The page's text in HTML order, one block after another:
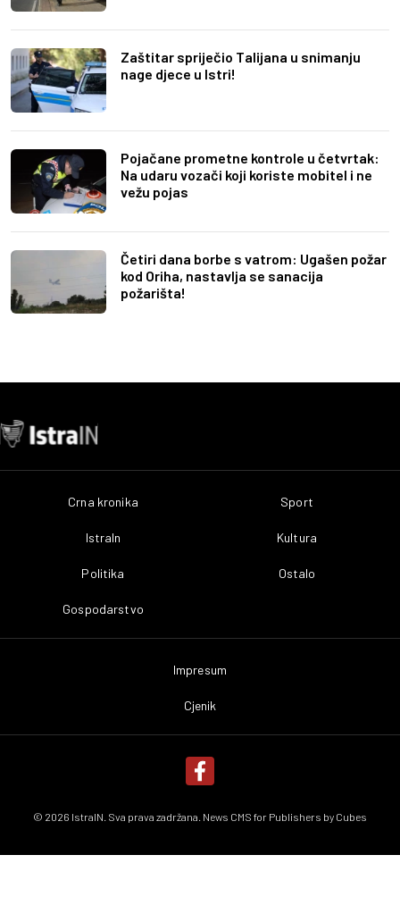
Zaštitar spriječio Talijana u snimanju
nage djece u Istri!
Pojačane prometne kontrole u četvrtak:
Na udaru vozači koji koriste mobitel i ne
vežu pojas
Četiri dana borbe s vatrom: Ugašen požar
kod Oriha, nastavlja se sanacija
požarišta!
Crna kronika
IstraIn
Politika
Gospodarstvo
Sport
Kultura
Ostalo
Impresum
Cjenik
© 2026 IstraIN. Sva prava zadržana. News CMS for Publishers by Cubes